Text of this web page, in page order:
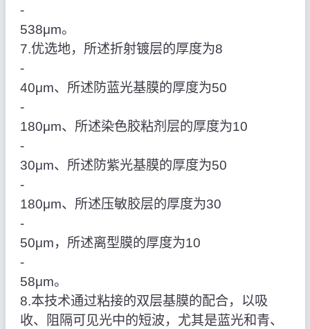
‑
538μm。
7.优选地，所述折射镀层的厚度为8
‑
40μm、所述防蓝光基膜的厚度为50
‑
180μm、所述染色胶粘剂层的厚度为10
‑
30μm、所述防紫光基膜的厚度为50
‑
180μm、所述压敏胶层的厚度为30
‑
50μm，所述离型膜的厚度为10
‑
58μm。
8.本技术通过粘接的双层基膜的配合，以吸
收、阻隔可见光中的短波，尤其是蓝光和青、